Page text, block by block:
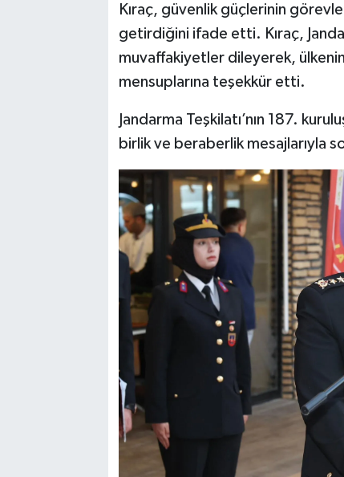
Kıraç, güvenlik güçlerinin
getirdiğini ifade etti. Kıraç,
muvaffakiyetler dileyerek,
mensuplarına teşekkür etti.
Jandarma Teşkilatı’nın 187.
birlik ve beraberlik mesajlarıyla